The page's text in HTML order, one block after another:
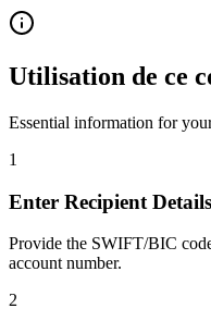
Utilisation de ce
Essential information for
1
Enter Recipient Details
Provide the SWIFT/BIC
account number.
2